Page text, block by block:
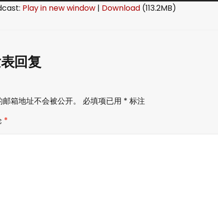
Play in new window | Download (113.2MB)
回复
箱地址不会被公开。 必填项已用 * 标注
*